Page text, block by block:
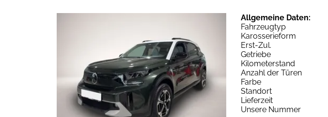
Allgemeine Daten:
Fahrzeugtyp
Karosserieform
Erst-Zul.
Getriebe
Kilometerstand
Anzahl der Türen
Farbe
Standort
Lieferzeit
Unsere Nummer